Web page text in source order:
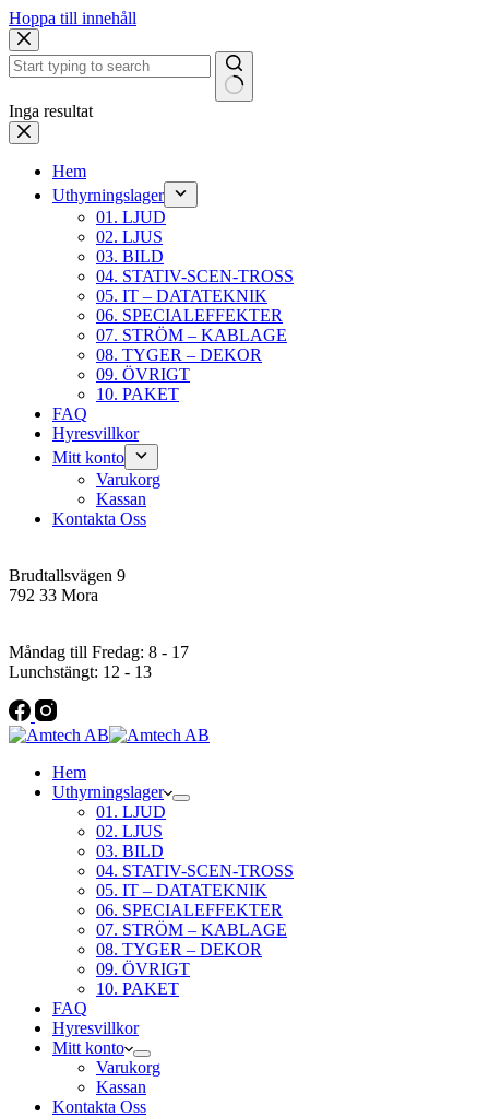
Hoppa till innehåll
Inga resultat
Hem
Uthyrningslager
01. LJUD
02. LJUS
03. BILD
04. STATIV-SCEN-TROSS
05. IT – DATATEKNIK
06. SPECIALEFFEKTER
07. STRÖM – KABLAGE
08. TYGER – DEKOR
09. ÖVRIGT
10. PAKET
FAQ
Hyresvillkor
Mitt konto
Varukorg
Kassan
Kontakta Oss
Brudtallsvägen 9
792 33 Mora
Måndag till Fredag: 8 - 17
Lunchstängt: 12 - 13
Hem
Uthyrningslager
01. LJUD
02. LJUS
03. BILD
04. STATIV-SCEN-TROSS
05. IT – DATATEKNIK
06. SPECIALEFFEKTER
07. STRÖM – KABLAGE
08. TYGER – DEKOR
09. ÖVRIGT
10. PAKET
FAQ
Hyresvillkor
Mitt konto
Varukorg
Kassan
Kontakta Oss